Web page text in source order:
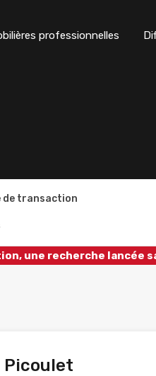
professionnelles
de transaction
une recherche lancée
Picoulet